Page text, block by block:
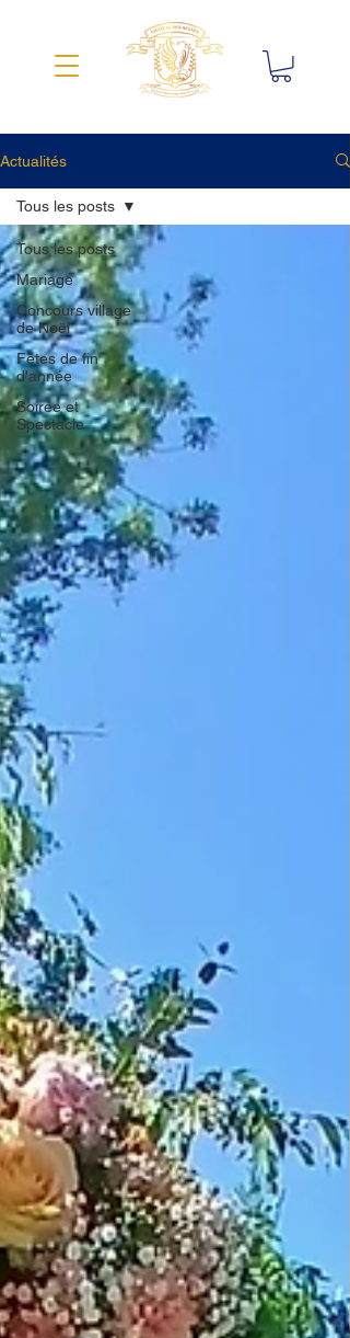
Actualités
Tous les posts
Mariage
Concours village
de Noël
Fêtes de fin
d'année
Soirée et
Spectacle
Tous les posts